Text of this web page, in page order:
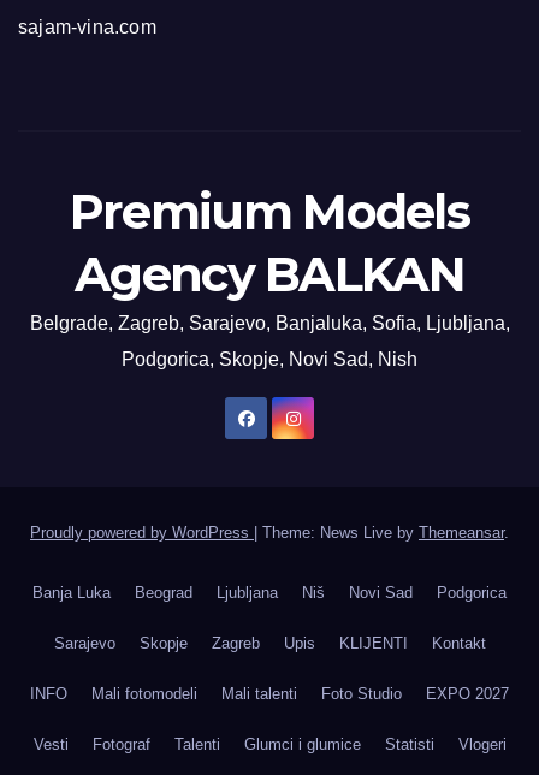
sajam-vina.com
Premium Models
Agency BALKAN
Belgrade, Zagreb, Sarajevo, Banjaluka, Sofia, Ljubljana,
Podgorica, Skopje, Novi Sad, Nish
Proudly powered by WordPress Theme: News Live by Themeansar.
Banja Luka Beograd Ljubljana Niš Novi Sad Podgorica
Sarajevo Skopje Zagreb Upis KLIJENTI Kontakt
INFO Mali fotomodeli Mali talenti Foto Studio EXPO 2027
Vesti Fotograf Talenti Glumci i glumice Statisti Vlogeri